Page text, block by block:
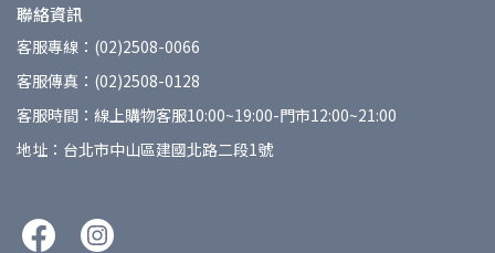
聯絡資訊
客服專線：(02)2508-0066
客服傳真：(02)2508-0128
客服時間：線上購物客服10:00~19:00-門市12:00~21:00
地址：台北市中山區建國北路二段1號